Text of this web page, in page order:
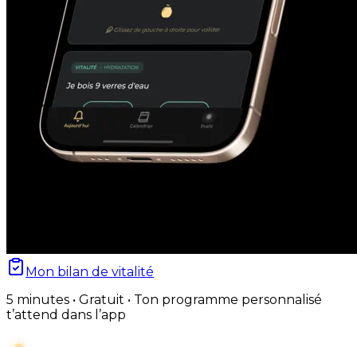
Mon bilan de vitalité
5 minutes • Gratuit • Ton programme personnalisé
t’attend dans l’app